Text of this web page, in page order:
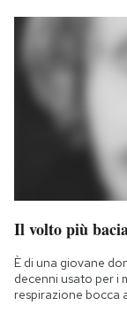
Il volto più
È di una giovane
decenni usato per i
respirazione bocca